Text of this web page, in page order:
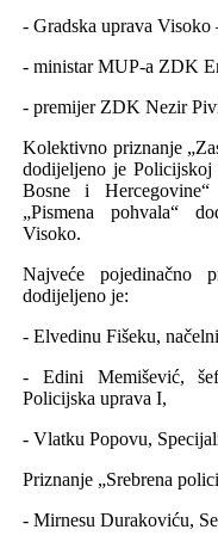
- Gradska uprava
- ministar MUP-a ZDK
- premijer ZDK Nezir
Kolektivno priznanje
dodijeljeno je
Bosne i
„Pismena pohvala“
Visoko.
Najveće pojedinačno
dodijeljeno je:
- Elvedinu Fišeku,
- Edini Memišević,
Policijska uprava I,
- Vlatku Popovu,
Priznanje „Srebrena
- Mirnesu Durakoviću,